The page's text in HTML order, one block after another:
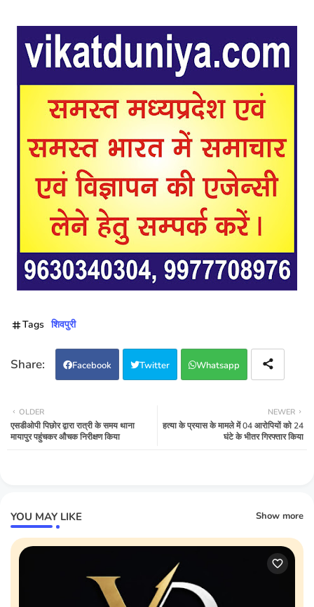
Tags शिवपुरी
Facebook Twitter Whatsapp
NEWER
हत्या के प्रयास के मामले में 04 आरोपियों को 24
घंटे के भीतर गिरफ्तार किया
OLDER
एसडीओपी पिछोर द्वारा रात्री के समय थाना
मायापुर पहुंचकर औचक निरीक्षण किया
YOU MAY LIKE Show more